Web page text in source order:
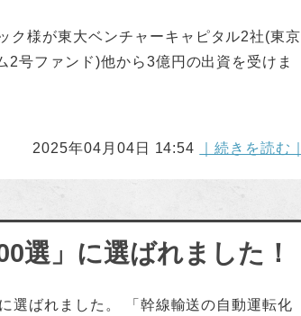
ク様が東大ベンチャーキャピタル2社(東京
号ファンド)他から3億円の出資を受けま
2025年04月04日 14:54 ｜続きを読む｜
選」に選ばれました！
選ばれました。 「幹線輸送の自動運転化